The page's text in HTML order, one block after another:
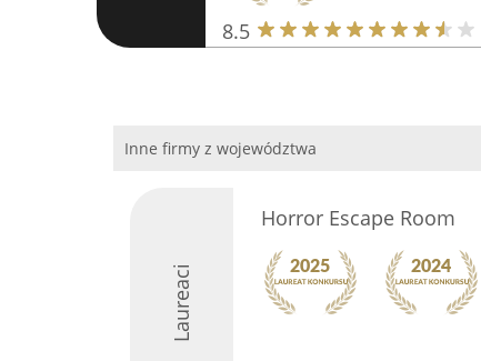
8.5
Inne firmy z województwa
Laureaci
Horror Escape Room